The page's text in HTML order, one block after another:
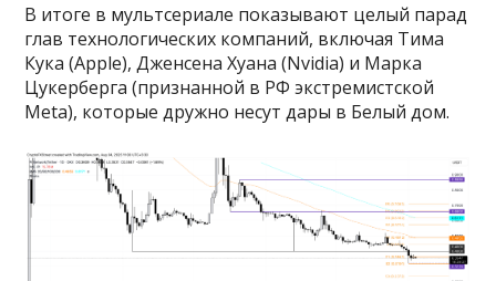
В итоге в мультсериале показывают целый парад
глав технологических компаний, включая Тима
Кука (Apple), Дженсена Хуана (Nvidia) и Марка
Цукерберга (признанной в РФ экстремистской
Meta), которые дружно несут дары в Белый дом.